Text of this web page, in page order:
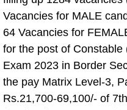
Vacancies for MALE
64 Vacancies for
for the post of Constable
Exam 2023 in Border
the pay Matrix Level-3,
Rs.21,700-69,100/- of